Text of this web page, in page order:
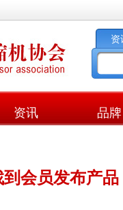
资
资讯 品牌
会员发布产品